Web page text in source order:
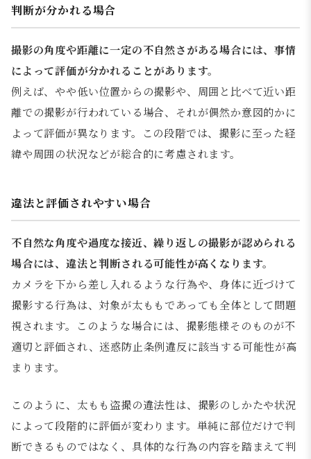
判断が分かれる場合
撮影の角度や距離に一定の不自然さがある場合には、事情
によって評価が分かれることがあります。
例えば、やや低い位置からの撮影や、周囲と比べて近い距
離での撮影が行われている場合、それが偶然か意図的かに
よって評価が異なります。この段階では、撮影に至った経
緯や周囲の状況などが総合的に考慮されます。
違法と評価されやすい場合
不自然な角度や過度な接近、繰り返しの撮影が認められる
場合には、違法と判断される可能性が高くなります。
カメラを下から差し入れるような行為や、身体に近づけて
撮影する行為は、対象が太ももであっても全体として問題
視されます。このような場合には、撮影態様そのものが不
適切と評価され、迷惑防止条例違反に該当する可能性が高
まります。
このように、太もも盗撮の違法性は、撮影のしかたや状況
によって段階的に評価が変わります。単純に部位だけで判
断できるものではなく、具体的な行為の内容を踏まえて判